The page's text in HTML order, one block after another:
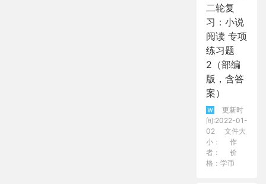
二轮复
习：小说
阅读 专项
练习题
2（部编
版，含答
案）
更新时
间:2022-01-
02
文件大
小：
作
者：
价
格：学币